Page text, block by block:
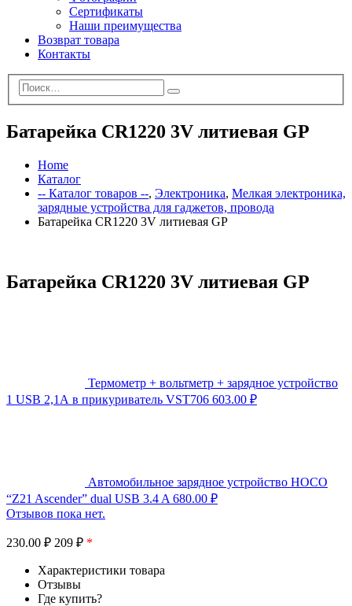
Сертификаты
Наши преимущества
Возврат товара
Контакты
Батарейка CR1220 3V литиевая GP
Home
Каталог
-- Каталог товаров --, Электроника, Мелкая электроника,
зарядные устройства для гаджетов, провода
Батарейка CR1220 3V литиевая GP
Батарейка CR1220 3V литиевая GP
Термометр + вольтметр + зарядное устройство
1 USB 2,1А в прикуриватель VST706 603.00 ₽
Автомобильное зарядное устройство HOCO
“Z21 Ascender” dual USB 3.4 A 680.00 ₽
Отзывов пока нет.
230.00 ₽ 209 ₽ *
Характеристики товара
Отзывы
Где купить?